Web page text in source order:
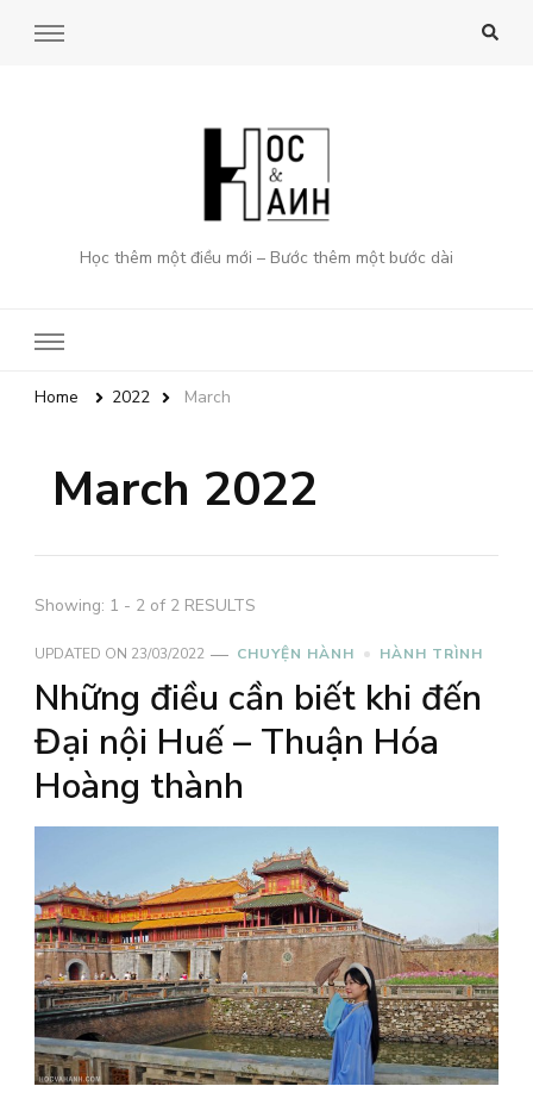
Học thêm một điều mới – Bước thêm một bước dài
Home 2022 March
March 2022
Showing: 1 - 2 of 2 RESULTS
UPDATED ON 23/03/2022 CHUYỆN HÀNH HÀNH TRÌNH
Những điều cần biết khi đến
Đại nội Huế – Thuận Hóa
Hoàng thành